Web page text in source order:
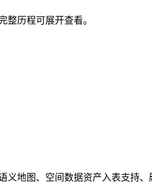
整历程可展开查看。
义地图、空间数据资产入表支持